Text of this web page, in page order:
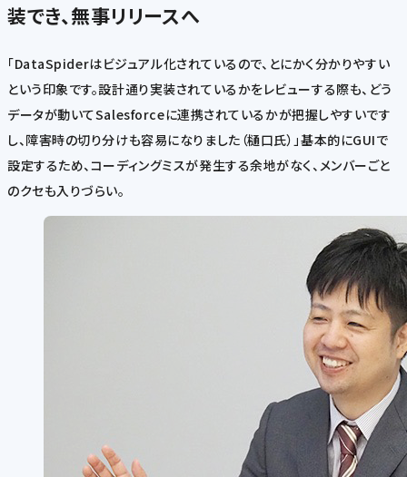
装でき、無事リリースへ
「DataSpiderはビジュアル化されているので、とにかく分かりやすい
という印象です。設計通り実装されているかをレビューする際も、どう
データが動いてSalesforceに連携されているかが把握しやすいです
し、障害時の切り分けも容易になりました（樋口氏）」基本的にGUIで
設定するため、コーディングミスが発生する余地がなく、メンバーごと
のクセも入りづらい。